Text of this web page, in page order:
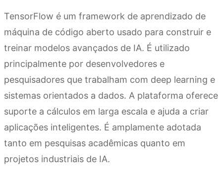
TensorFlow é um framework de aprendizado de
máquina de código aberto usado para construir e
treinar modelos avançados de IA. É utilizado
principalmente por desenvolvedores e
pesquisadores que trabalham com deep learning e
sistemas orientados a dados. A plataforma oferece
suporte a cálculos em larga escala e ajuda a criar
aplicações inteligentes. É amplamente adotada
tanto em pesquisas acadêmicas quanto em
projetos industriais de IA.